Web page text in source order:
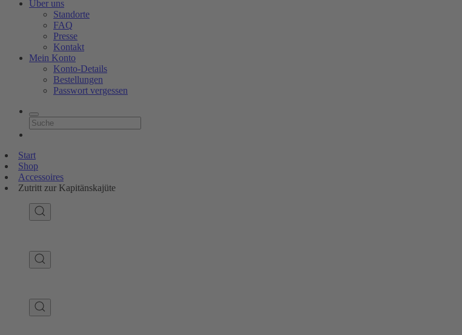
Über uns
Standorte
FAQ
Presse
Kontakt
Mein Konto
Konto-Details
Bestellungen
Passwort vergessen
Start
Shop
Accessoires
Zutritt zur Kapitänskajüte